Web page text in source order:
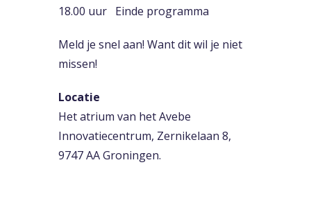
18.00 uur Einde programma
Meld je snel aan! Want dit wil je niet
missen!
Locatie
Het atrium van het Avebe
Innovatiecentrum, Zernikelaan 8,
9747 AA Groningen.